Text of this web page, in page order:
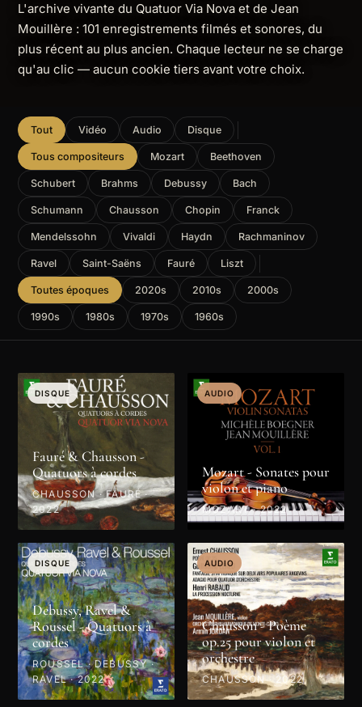
L'archive vivante du Quatuor Via Nova et de Jean
Mouillère : 101 enregistrements filmés et sonores, du
plus récent au plus ancien. Chaque lecteur ne se charge
qu'au clic — aucun cookie tiers avant votre choix.
Tout Vidéo Audio Disque
Tous compositeurs Mozart Beethoven
Schubert Brahms Debussy Bach
Schumann Chausson Chopin Franck
Mendelssohn Vivaldi Haydn Rachmaninov
Ravel Saint-Saëns Fauré Liszt
Toutes époques 2020s 2010s 2000s
1990s 1980s 1970s 1960s
DISQUE
Fauré & Chausson -
Quatuors à cordes
CHAUSSON · FAURÉ ·
2022
AUDIO
Mozart - Sonates pour
violon et piano
MOZART · 2022
DISQUE
Debussy, Ravel &
Roussel - Quatuors à
cordes
ROUSSEL · DEBUSSY ·
RAVEL · 2022
AUDIO
Chausson - Poème
op.25 pour violon et
orchestre
CHAUSSON · 2022